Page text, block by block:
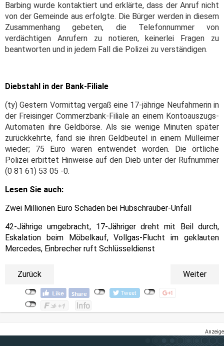
Barbing wurde kontaktiert und erklärte, dass der Anruf nicht
von der Gemeinde aus erfolgte. Die Bürger werden in diesem
Zusammenhang gebeten, die Telefonnummer von
verdächtigen Anrufern zu notieren, keinerlei Fragen zu
beantworten und in jedem Fall die Polizei zu verständigen.
Diebstahl in der Bank-Filiale
(ty) Gestern Vormittag vergaß eine 17-jährige Neufahrnerin in
der Freisinger Commerzbank-Filiale an einem Kontoauszugs-
Automaten ihre Geldbörse. Als sie wenige Minuten später
zurückkehrte, fand sie ihren Geldbeutel in einem Mülleimer
wieder; 75 Euro waren entwendet worden. Die örtliche
Polizei erbittet Hinweise auf den Dieb unter der Rufnummer
(0 81 61) 53 05 -0.
Lesen Sie auch:
Zwei Millionen Euro Schaden bei Hubschrauber-Unfall
42-Jährige umgebracht, 17-Jähriger dreht mit Beil durch,
Eskalation beim Möbelkauf, Vollgas-Flucht im geklauten
Mercedes, Einbrecher ruft Schlüsseldienst
Zurück Weiter
Anzeige